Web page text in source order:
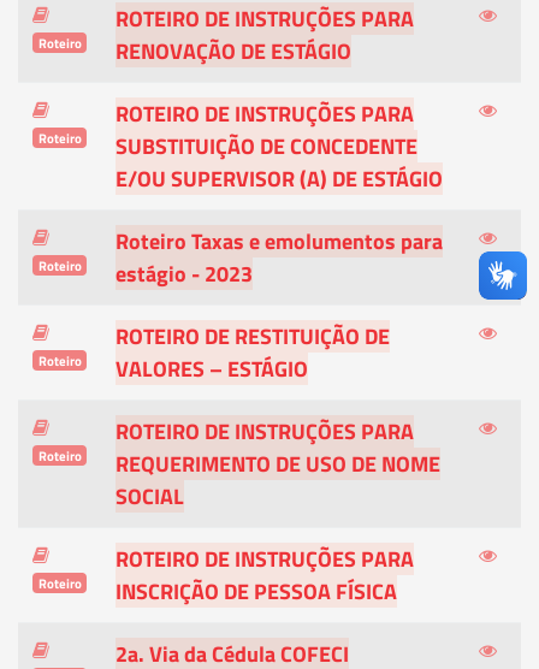
Roteiro
ROTEIRO DE INSTRUÇÕES PARA
RENOVAÇÃO DE ESTÁGIO
Roteiro
ROTEIRO DE INSTRUÇÕES PARA
SUBSTITUIÇÃO DE CONCEDENTE
E/OU SUPERVISOR (A) DE ESTÁGIO
Roteiro
Roteiro Taxas e emolumentos para
estágio - 2023
Roteiro
ROTEIRO DE RESTITUIÇÃO DE
VALORES – ESTÁGIO
Roteiro
ROTEIRO DE INSTRUÇÕES PARA
REQUERIMENTO DE USO DE NOME
SOCIAL
Roteiro
ROTEIRO DE INSTRUÇÕES PARA
INSCRIÇÃO DE PESSOA FÍSICA
2a. Via da Cédula COFECI